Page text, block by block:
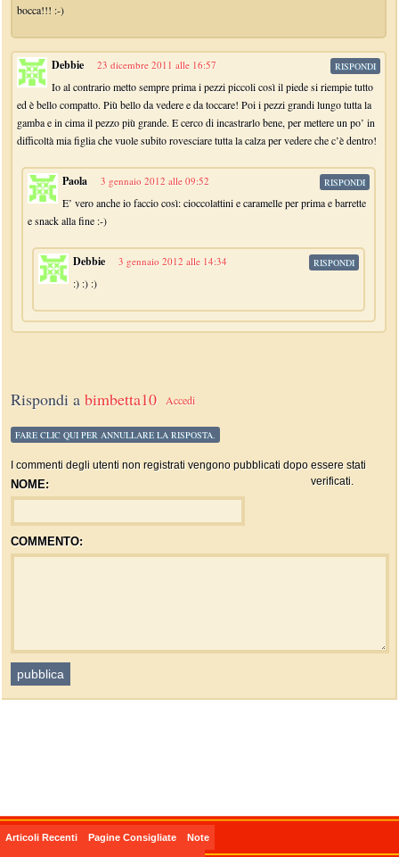
bocca!!! :-)
Debbie 23 dicembre 2011 alle 16:57
Io al contrario metto sempre prima i pezzi piccoli così il piede si riempie tutto
ed è bello compatto. Più bello da vedere e da toccare! Poi i pezzi grandi lungo tutta la
gamba e in cima il pezzo più grande. E cerco di incastrarlo bene, per mettere un po’ in
difficoltà mia figlia che vuole subito rovesciare tutta la calza per vedere che c’è dentro!
RISPONDI
Paola 3 gennaio 2012 alle 09:52
E’ vero anche io faccio così: cioccolattini e caramelle per prima e barrette
e snack alla fine :-)
RISPONDI
Debbie 3 gennaio 2012 alle 14:34
:) :) :)
RISPONDI
Rispondi abimbetta10 Accedi
FARE CLIC QUI PER ANNULLARE LA RISPOSTA.
I commenti degli utenti non registrati vengono pubblicati dopo essere stati
verificati.
NOME:
COMMENTO:
Articoli Recenti Pagine Consigliate Note